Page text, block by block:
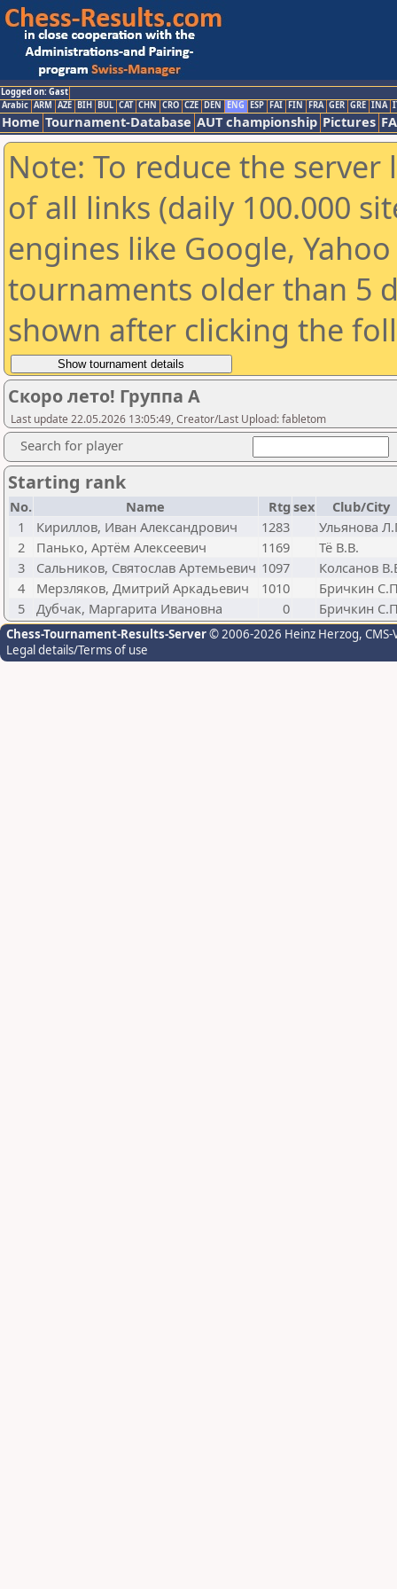
Logged on: Gast
Arabic ARM AZE BIH BUL CAT CHN CRO CZE DEN ENG ESP FAI FIN FRA GER GRE INA
Home Tournament-Database AUT championship Pictures
Note: To reduce the
of all links (daily 100.000
engines like Google,
tournaments older than 5
shown after clicking the
Скоро лето! Группа A
Last update 22.05.2026 13:05:49, Creator/Last Upload: fabletom
Search for player
Starting rank
No. Name Rtg sex
Club/City
1
Кириллов, Иван Александрович 1283
Ульянова
2
Панько, Артём Алексеевич 1169
Тё В.В.
3
Сальников, Святослав Артемьевич 1097
Колсанов
4
Мерзляков, Дмитрий Аркадьевич 1010
Бричкин
5
Дубчак, Маргарита Ивановна 0 Бричкин
Chess-Tournament-Results-Server© 2006-2026 Heinz Herzog,
Legal details/Terms of use